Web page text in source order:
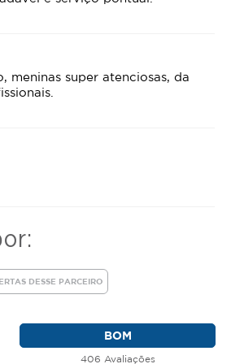
de definição da região a
meninas super atenciosas, da
DESSE PARCEIRO
BOM
406 Avaliações